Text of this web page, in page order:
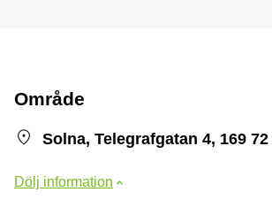
Område
Solna, Telegrafgatan 4, 169
Dölj information